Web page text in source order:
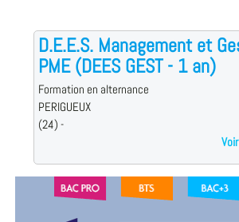
D.E.E.S. Management et
PME (DEES GEST - 1 an)
Formation en alternance
PERIGUEUX
(24) -